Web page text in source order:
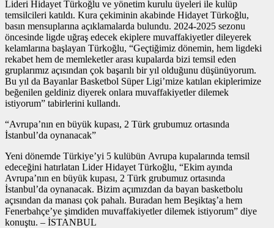
Lideri Hidayet Türkoğlu ve yönetim kurulu üyeleri ile kulüp
temsilcileri katıldı. Kura çekiminin akabinde Hidayet Türkoğlu,
basın mensuplarına açıklamalarda bulundu. 2024-2025 sezonu
öncesinde ligde uğraş edecek ekiplere muvaffakiyetler dileyerek
kelamlarına başlayan Türkoğlu, “Geçtiğimiz dönemin, hem ligdeki
rekabet hem de memleketler arası kupalarda bizi temsil eden
gruplarımız açısından çok başarılı bir yıl olduğunu düşünüyorum.
Bu yıl da Bayanlar Basketbol Süper Ligi’mize katılan ekiplerimize
beğenilen geldiniz diyerek onlara muvaffakiyetler dilemek
istiyorum” tabirlerini kullandı.
“Avrupa’nın en büyük kupası, 2 Türk grubumuz ortasında
İstanbul’da oynanacak”
Yeni dönemde Türkiye’yi 5 kulübün Avrupa kupalarında temsil
edeceğini hatırlatan Lider Hidayet Türkoğlu, “Ekim ayında
Avrupa’nın en büyük kupası, 2 Türk grubumuz ortasında
İstanbul’da oynanacak. Bizim açımızdan da bayan basketbolu
açısından da manası çok pahalı. Buradan hem Beşiktaş’a hem
Fenerbahçe’ye şimdiden muvaffakiyetler dilemek istiyorum” diye
konuştu. – İSTANBUL